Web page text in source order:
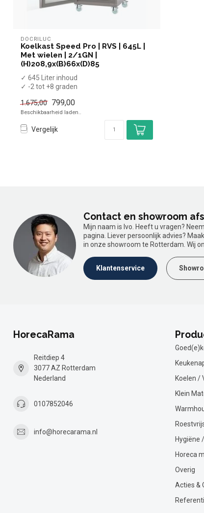
DOCRILUC
Koelkast Speed Pro | RVS | 645L |
Met wielen | 2/1GN |
(H)208,9x(B)66x(D)85
✓ 645 Liter inhoud
✓ -2 tot +8 graden
✓ Breedte 66 cm, diepte 85...
1.675,00 799,00
Beschikbaarheid laden..
Vergelijk
Contact en showroom
Mijn naam is Ivo. Heeft u vragen?
pagina. Liever persoonlijk advies?
in onze showroom te Rotterdam. Wij
Klantenservice
HorecaRama
Reitdiep 4
3077 AZ Rotterdam
Nederland
0107852046
info@horecarama.nl
Koelen /
Klein
Hygiëne
Horeca
Overig
Acties &